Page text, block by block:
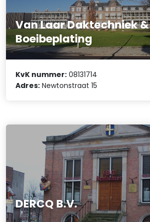
Van Laar Daktechniek &
Boeibeplating
KvK nummer: 08131714
Adres: Newtonstraat 15
DERCQ B.V.